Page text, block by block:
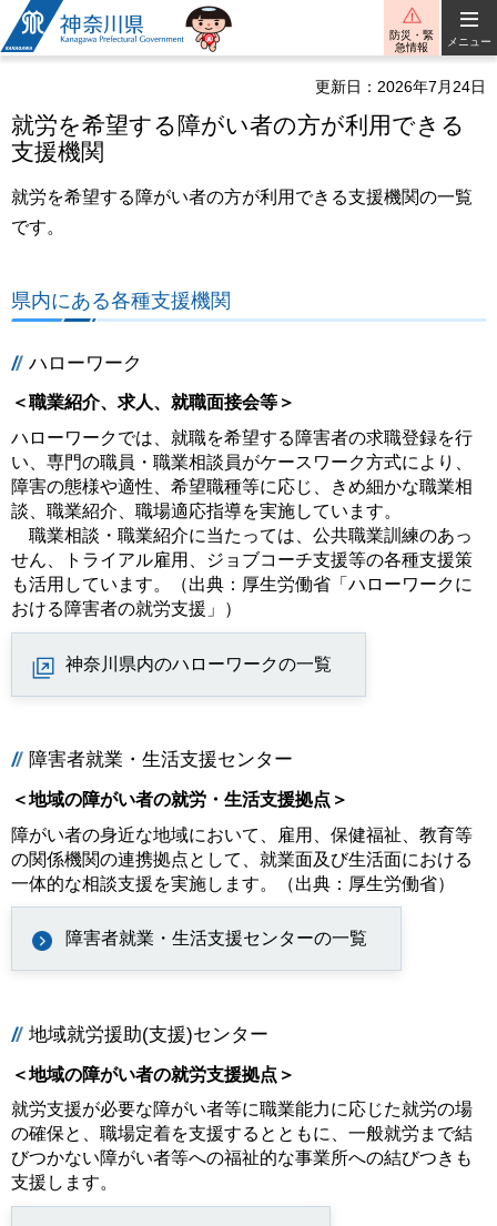
神奈川県
防災・緊
急情報
メニュー
更新日：2026年7月24日
就労を希望する障がい者の方が利用できる
支援機関
就労を希望する障がい者の方が利用できる支援機関の一覧
です。
県内にある各種支援機関
ハローワーク
＜職業紹介、求人、就職面接会等＞
ハローワークでは、就職を希望する障害者の求職登録を行
い、専門の職員・職業相談員がケースワーク方式により、
障害の態様や適性、希望職種等に応じ、きめ細かな職業相
談、職業紹介、職場適応指導を実施しています。
職業相談・職業紹介に当たっては、公共職業訓練のあっ
せん、トライアル雇用、ジョブコーチ支援等の各種支援策
も活用しています。（出典：厚生労働省「ハローワークに
おける障害者の就労支援」）
神奈川県内のハローワークの一覧
障害者就業・生活支援センター
＜地域の障がい者の就労・生活支援拠点＞
障がい者の身近な地域において、雇用、保健福祉、教育等
の関係機関の連携拠点として、就業面及び生活面における
一体的な相談支援を実施します。（出典：厚生労働省）
障害者就業・生活支援センターの一覧
地域就労援助(支援)センター
＜地域の障がい者の就労支援拠点＞
就労支援が必要な障がい者等に職業能力に応じた就労の場
の確保と、職場定着を支援するとともに、一般就労まで結
びつかない障がい者等への福祉的な事業所への結びつきも
支援します。